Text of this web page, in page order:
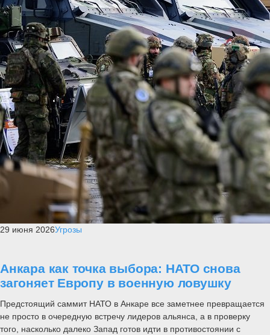
29 июня 2026Угрозы
Анкара как точка выбора: НАТО снова
загоняет Европу в военную ловушку
Предстоящий саммит НАТО в Анкаре все заметнее превращается
не просто в очередную встречу лидеров альянса, а в проверку
того, насколько далеко Запад готов идти в противостоянии с